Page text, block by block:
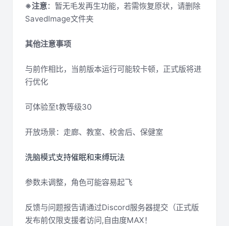
※注意：暂无毛发再生功能，若需恢复原状，请删除
SavedImage文件夹
其他注意事项
与前作相比，当前版本运行可能较卡顿，正式版将进
行优化
可体验至t教等级30
开放场景：走廊、教室、校舍后、保健室
洗脑模式支持催眠和束缚玩法
参数未调整，角色可能容易起飞
反馈与问题报告请通过Discord服务器提交（正式版
发布前仅限支援者访问,自由度MAX！